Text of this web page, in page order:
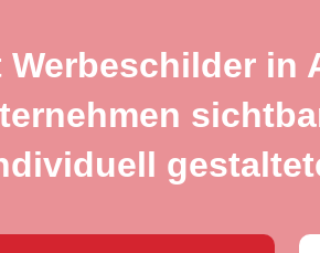
Werbeschilder in